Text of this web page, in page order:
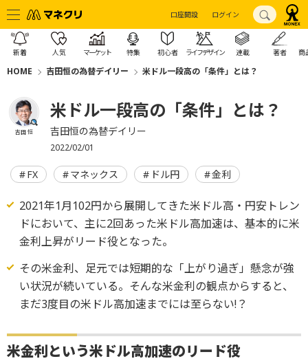
口座開設 ログイン
新着 人気 マーケット 特集 初心者 ライフデザイン 連載 著者 商
HOME 吉田恒の為替デイリー 米ドル一段高の「条件」とは？
吉田 恒
米ドル一段高の「条件」とは？
吉田恒の為替デイリー
2022/02/01
FX マネックス ドル円 金利
2021年1月102円から展開してきた米ドル高・円安トレン
ドにおいて、主に2回あった米ドル高加速は、基本的に米
金利上昇がリード役となった。
その米金利、足元では短期的な「上がり過ぎ」懸念が強
い状況が続いている。そんな米金利の観点からすると、
まだ3度目の米ドル高加速までには至らない!？
米金利という米ドル高加速のリード役